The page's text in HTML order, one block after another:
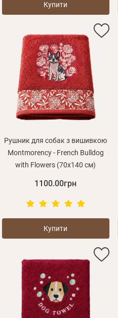
Купити
Рушник для собак з вишивкою
Montmorency - French Bulldog
with Flowers (70х140 см)
1100.00грн
Купити